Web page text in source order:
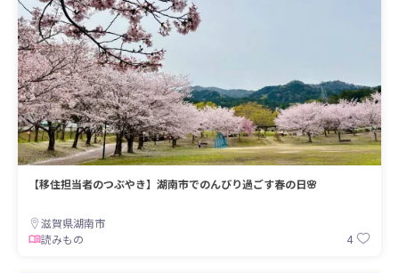
【移住担当者のつぶやき】湖南市でのんびり過ごす春の日🌸
滋賀県湖南市
読みもの
4